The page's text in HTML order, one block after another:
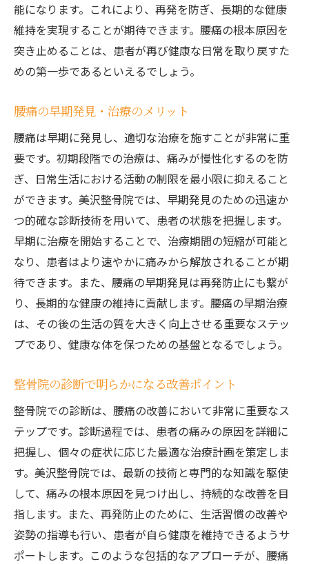
能になります。これにより、再発を防ぎ、長期的な健康
維持を実現することが期待できます。腰痛の根本原因を
突き止めることは、患者が再び健康な日常を取り戻すた
めの第一歩であるといえるでしょう。
腰痛の早期発見・治療のメリット
腰痛は早期に発見し、適切な治療を施すことが非常に重
要です。初期段階での治療は、痛みが慢性化するのを防
ぎ、日常生活における活動の制限を最小限に抑えること
ができます。美沢整骨院では、早期発見のための迅速か
つ的確な診断技術を用いて、患者の状態を把握します。
早期に治療を開始することで、治療期間の短縮が可能と
なり、患者はより速やかに痛みから解放されることが期
待できます。また、腰痛の早期発見は再発防止にも繋が
り、長期的な健康の維持に貢献します。腰痛の早期治療
は、その後の生活の質を大きく向上させる重要なステッ
プであり、健康な体を保つための基盤となるでしょう。
整骨院の診断で明らかになる改善ポイント
整骨院での診断は、腰痛の改善において非常に重要なス
テップです。診断過程では、患者の痛みの原因を詳細に
把握し、個々の症状に応じた最適な治療計画を策定しま
す。美沢整骨院では、最新の技術と専門的な知識を駆使
して、痛みの根本原因を見つけ出し、持続的な改善を目
指します。また、再発防止のために、生活習慣の改善や
姿勢の指導も行い、患者が自ら健康を維持できるようサ
ポートします。このような包括的なアプローチが、腰痛